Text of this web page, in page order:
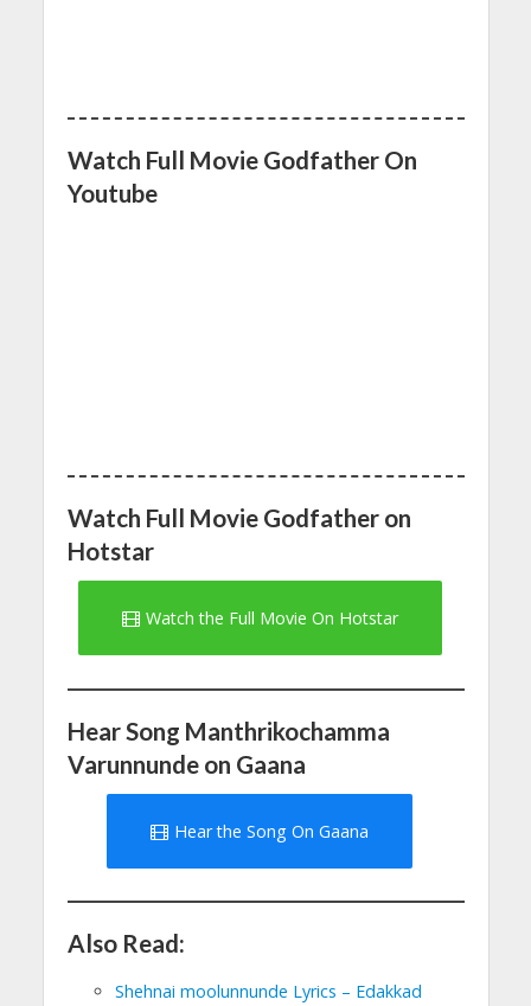
Watch Full Movie Godfather On
Youtube
Watch Full Movie Godfather on
Hotstar
Watch the Full Movie On Hotstar
Hear Song Manthrikochamma
Varunnunde on Gaana
Hear the Song On Gaana
Also Read:
Shehnai moolunnunde Lyrics – Edakkad